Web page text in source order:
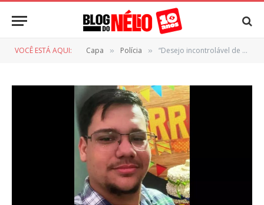
VOCÊ ESTÁ AQUI: Capa » Polícia » “Desejo incontrolável de estuprar”, diz Motoboy em depoimento à polícia